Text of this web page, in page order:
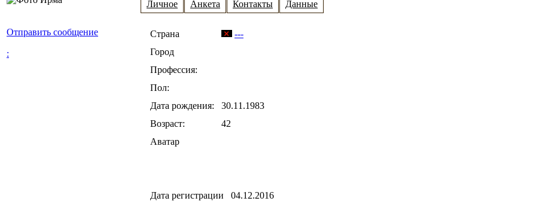
Отправить сообщение
:
Личное Анкета Контакты Данные
Страна
---
Город
Профессия:
Пол:
Дата рождения:
30.11.1983
Возраст:
42
Аватар
Дата регистрации 04.12.2016